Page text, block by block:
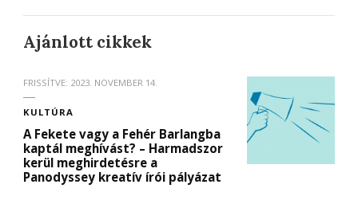
Ajánlott cikkek
FRISSÍTVE: 2023. NOVEMBER 14.
KULTÚRA
A Fekete vagy a Fehér Barlangba
kaptál meghívást? – Harmadszor
kerül meghirdetésre a
Panodyssey kreatív írói pályázat